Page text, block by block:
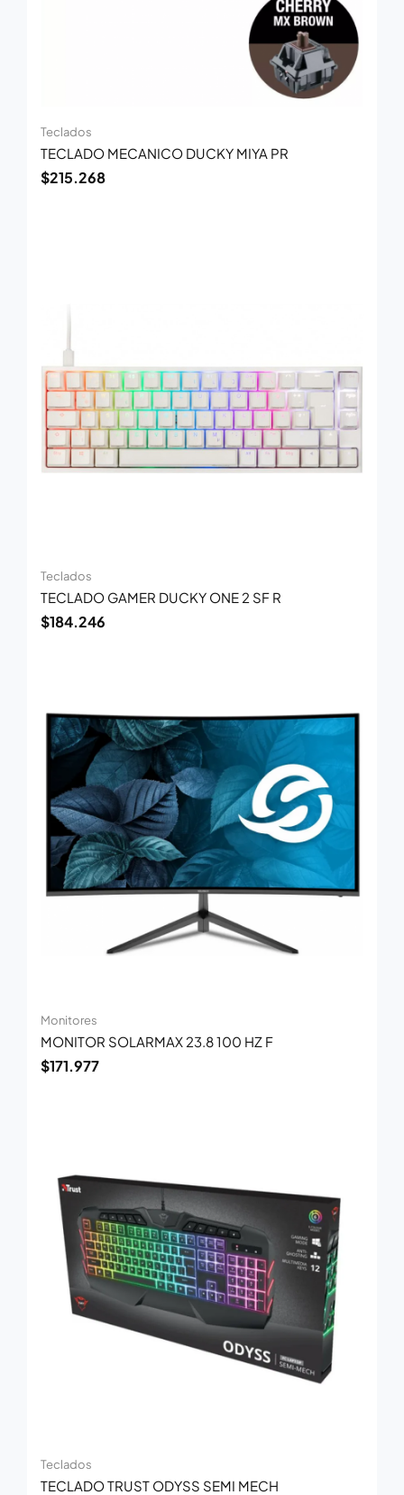
Teclados
TECLADO MECANICO DUCKY MIYA PR
$215.268
Teclados
TECLADO GAMER DUCKY ONE 2 SF R
$184.246
Monitores
MONITOR SOLARMAX 23.8 100 HZ F
$171.977
Teclados
TECLADO TRUST ODYSS SEMI MECH